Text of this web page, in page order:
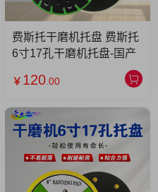
费斯托干磨机托盘 费斯托
6寸17孔干磨机托盘-国产
￥ 120 .00